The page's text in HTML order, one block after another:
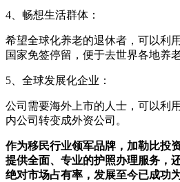
4、畅想生活群体：
希望全球化养老的退休者，可以利
国家免签停留，便于去世界各地养
5、全球发展化企业：
公司需要海外上市的人士，可以利
内公司转变成外资公司。
作为移民行业领军品牌，加勒比投
提供全面、专业的护照办理服务，
绝对市场占有率，发展至今已成功